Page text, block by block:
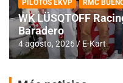
PILOTOS EKVP RMC
WK LÜSQTOFF
Baradero
4 agosto, 2026 E-Kart